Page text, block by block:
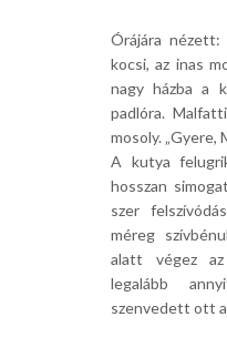
Órájára
kocsi, az inas
nagy házba a
padlóra.
mosoly. „Gyere,
A kutya
hosszan
szer
méreg
alatt végez az
legalább
szenvedett ott